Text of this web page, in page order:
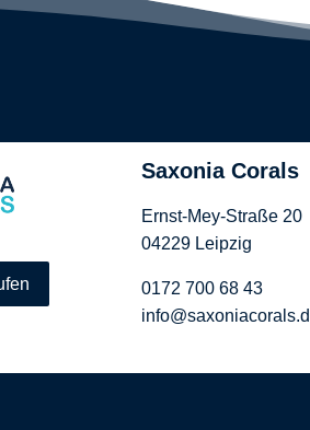
Saxonia Corals
Ernst-Mey-Straße 20
04229 Leipzig
0172 700 68 43